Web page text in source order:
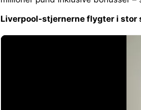
Liverpool-stjernerne flygter i stor